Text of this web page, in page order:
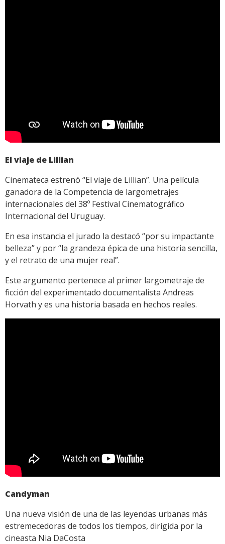
El viaje de Lillian
Cinemateca estrenó “El viaje de Lillian”. Una película
ganadora de la Competencia de largometrajes
internacionales del 38º Festival Cinematográfico
Internacional del Uruguay.
En esa instancia el jurado la destacó “por su impactante
belleza” y por “la grandeza épica de una historia sencilla,
y el retrato de una mujer real”.
Este argumento pertenece al primer largometraje de
ficción del experimentado documentalista Andreas
Horvath y es una historia basada en hechos reales.
Candyman
Una nueva visión de una de las leyendas urbanas más
estremecedoras de todos los tiempos, dirigida por la
cineasta Nia DaCosta